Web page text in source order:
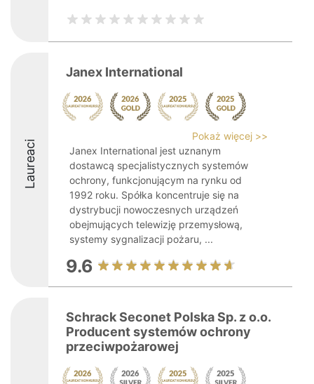
Laureaci
Janex International
Pokaż więcej >>
Janex International jest uznanym
dostawcą specjalistycznych systemów
ochrony, funkcjonującym na rynku od
1992 roku. Spółka koncentruje się na
dystrybucji nowoczesnych urządzeń
obejmujących telewizję przemysłową,
systemy sygnalizacji pożaru, ...
9.6
Schrack Seconet Polska Sp. z o.o.
Producent systemów ochrony
przeciwpożarowej